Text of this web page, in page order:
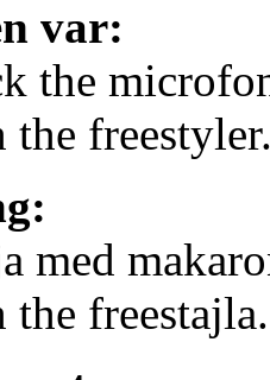
var:
the
med
freestajla.